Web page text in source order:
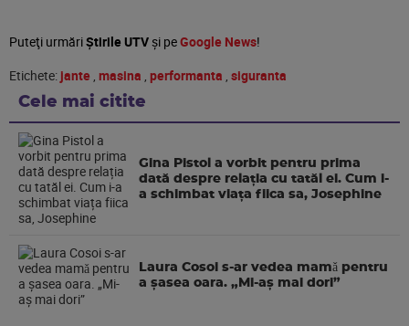
Puteţi urmăriȘtirile UTVşi peGoogle News!
Etichete: jante , masina , performanta , siguranta
Cele mai citite
Gina Pistol a vorbit pentru prima
dată despre relația cu tatăl ei. Cum i-
a schimbat viața fiica sa, Josephine
Laura Cosoi s-ar vedea mamǎ pentru
a şasea oara. „Mi-aș mai dori”